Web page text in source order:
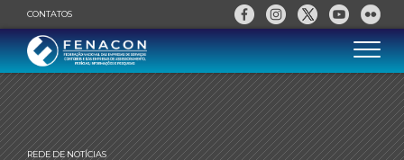
CONTATOS
REDE DE NOTÍCIAS